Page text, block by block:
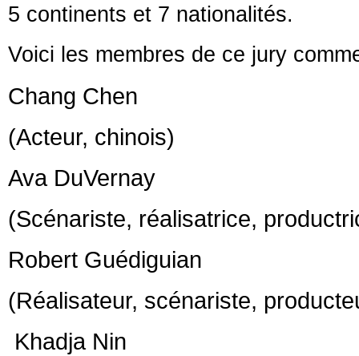
5 continents et 7 nationalités.
Voici les membres de ce jury
Chang Chen
(Acteur, chinois)
Ava DuVernay
(Scénariste, réalisatrice,
Robert Guédiguian
(Réalisateur, scénariste,
Khadja Nin